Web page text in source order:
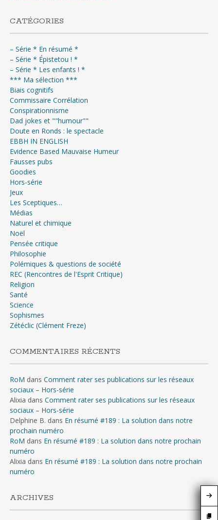
CATÉGORIES
– Série * En résumé *
– Série * Épistetou ! *
– Série * Les enfants ! *
*** Ma sélection ***
Biais cognitifs
Commissaire Corrélation
Conspirationnisme
Dad jokes et ""humour""
Doute en Ronds : le spectacle
EBBH IN ENGLISH
Evidence Based Mauvaise Humeur
Fausses pubs
Goodies
Hors-série
Jeux
Les Sceptiques…
Médias
Naturel et chimique
Noël
Pensée critique
Philosophie
Polémiques & questions de société
REC (Rencontres de l'Esprit Critique)
Religion
Santé
Science
Sophismes
Zétéclic (Clément Freze)
COMMENTAIRES RÉCENTS
RoM dans Comment rater ses publications sur les réseaux
sociaux – Hors-série
Alixia dans Comment rater ses publications sur les réseaux
sociaux – Hors-série
Delphine B. dans En résumé #189 : La solution dans notre
prochain numéro
RoM dans En résumé #189 : La solution dans notre prochain
numéro
Alixia dans En résumé #189 : La solution dans notre prochain
numéro
ARCHIVES